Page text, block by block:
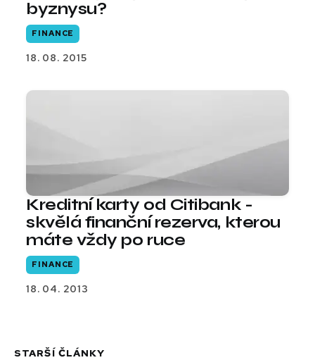
byznysu?
FINANCE
18. 08. 2015
Kreditní karty od Citibank -
skvělá finanční rezerva, kterou
máte vždy po ruce
FINANCE
18. 04. 2013
STARŠÍ ČLÁNKY